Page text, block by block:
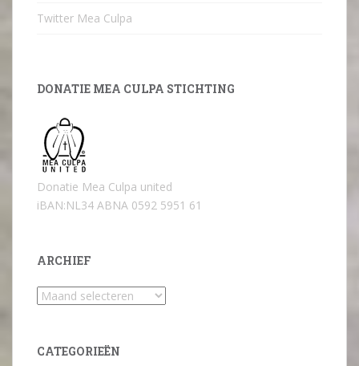
Twitter Mea Culpa
DONATIE MEA CULPA STICHTING
Donatie Mea Culpa united
iBAN:NL34 ABNA 0592 5951 61
ARCHIEF
Archief
CATEGORIEËN